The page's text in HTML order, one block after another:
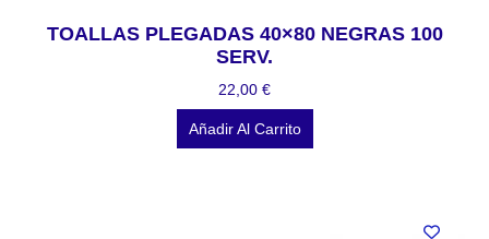
TOALLAS PLEGADAS 40×80 NEGRAS 100
SERV.
22,00 €
Añadir Al Carrito